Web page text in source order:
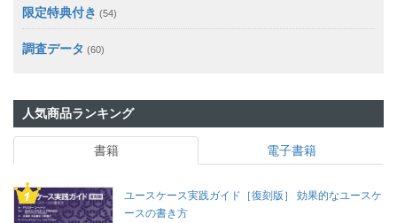
限定特典付き (54)
調査データ (60)
人気商品ランキング
書籍 電子書籍
ユースケース実践ガイド［復刻版］ 効果的なユースケ
ースの書き方